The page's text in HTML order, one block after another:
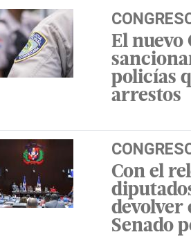
El nuevo
policías
arrestos
Con el
devolver
Senado